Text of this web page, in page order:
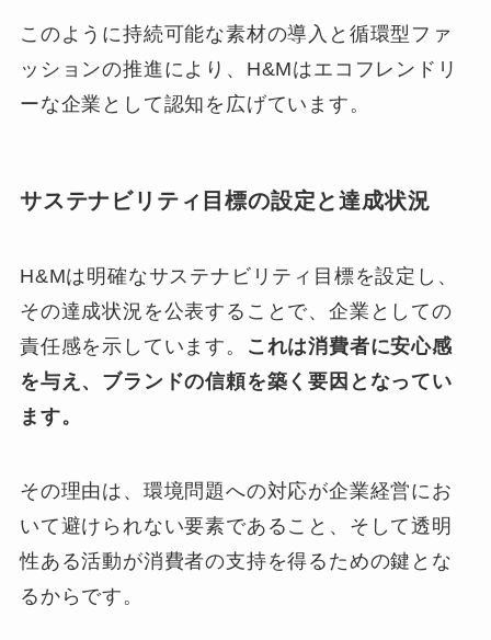
このように持続可能な素材の導入と循環型ファ
ッションの推進により、H&Mはエコフレンドリ
ーな企業として認知を広げています。
サステナビリティ目標の設定と達成状況
H&Mは明確なサステナビリティ目標を設定し、
その達成状況を公表することで、企業としての
責任感を示しています。
これは消費者に安心感
を与え、ブランドの信頼を築く要因となってい
ます。
その理由は、環境問題への対応が企業経営にお
いて避けられない要素であること、そして透明
性ある活動が消費者の支持を得るための鍵とな
るからです。